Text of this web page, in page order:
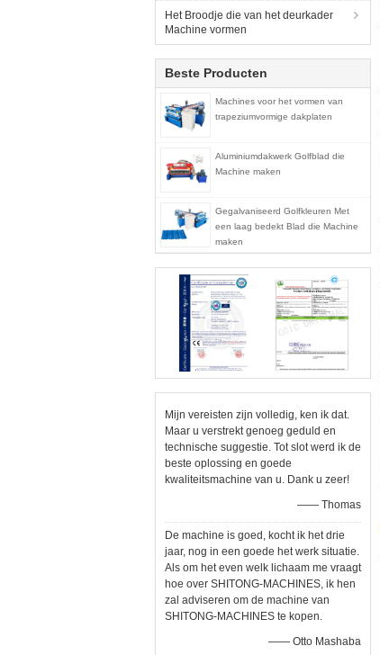
Het Broodje die van het deurkader
Machine vormen
Beste Producten
Machines voor het vormen van
trapeziumvormige dakplaten
Aluminiumdakwerk Golfblad die
Machine maken
Gegalvaniseerd Golfkleuren Met
een laag bedekt Blad die Machine
maken
Mijn vereisten zijn volledig, ken ik dat.
Maar u verstrekt genoeg geduld en
technische suggestie. Tot slot werd ik de
beste oplossing en goede
kwaliteitsmachine van u. Dank u zeer!
—— Thomas
De machine is goed, kocht ik het drie
jaar, nog in een goede het werk situatie.
Als om het even welk lichaam me vraagt
hoe over SHITONG-MACHINES, ik hen
zal adviseren om de machine van
SHITONG-MACHINES te kopen.
—— Otto Mashaba